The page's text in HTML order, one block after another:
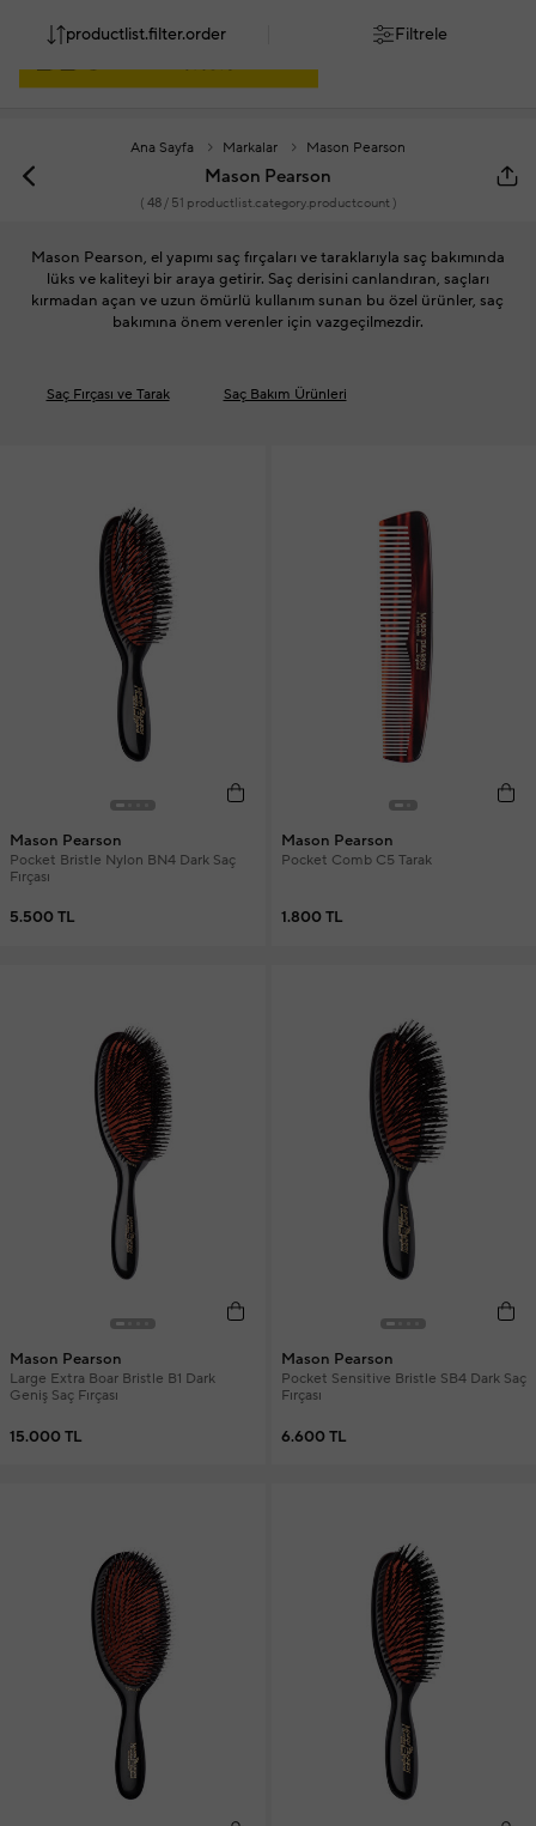
Ana Sayfa Markalar Mason Pearson
Mason Pearson
( 48/ 51 productlist.category.productcount )
productlist.filter.order Filtrele
Mason Pearson, el yapımı saç fırçaları ve taraklarıyla saç bakımında
lüks ve kaliteyi bir araya getirir. Saç derisini canlandıran, saçları
kırmadan açan ve uzun ömürlü kullanım sunan bu özel ürünler, saç
bakımına önem verenler için vazgeçilmezdir.
Saç Fırçası ve Tarak Saç Bakım Ürünleri
Mason Pearson
Pocket Bristle Nylon BN4 Dark Saç
Fırçası
5.500 TL
Mason Pearson
Pocket Comb C5 Tarak
1.800 TL
Mason Pearson
Large Extra Boar Bristle B1 Dark
Geniş Saç Fırçası
15.000 TL
Mason Pearson
Pocket Sensitive Bristle SB4 Dark Saç
Fırçası
6.600 TL